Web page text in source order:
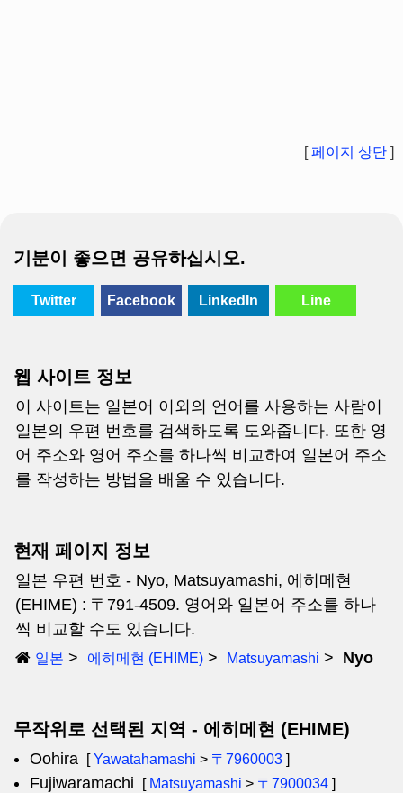
[페이지 상단 ]
기분이 좋으면 공유하십시오.
Twitter Facebook LinkedIn Line
웹 사이트 정보
이 사이트는 일본어 이외의 언어를 사용하는 사람이
일본의 우편 번호를 검색하도록 도와줍니다. 또한 영
어 주소와 영어 주소를 하나씩 비교하여 일본어 주소
를 작성하는 방법을 배울 수 있습니다.
현재 페이지 정보
일본 우편 번호 - Nyo, Matsuyamashi, 에히메현
(EHIME) : 〒791-4509. 영어와 일본어 주소를 하나
씩 비교할 수도 있습니다.
일본 에히메현 (EHIME) Matsuyamashi Nyo
무작위로 선택된 지역 - 에히메현 (EHIME)
Oohira [Yawatahamashi > 〒7960003 ]
Fujiwaramachi [ Matsuyamashi > 〒7900034 ]